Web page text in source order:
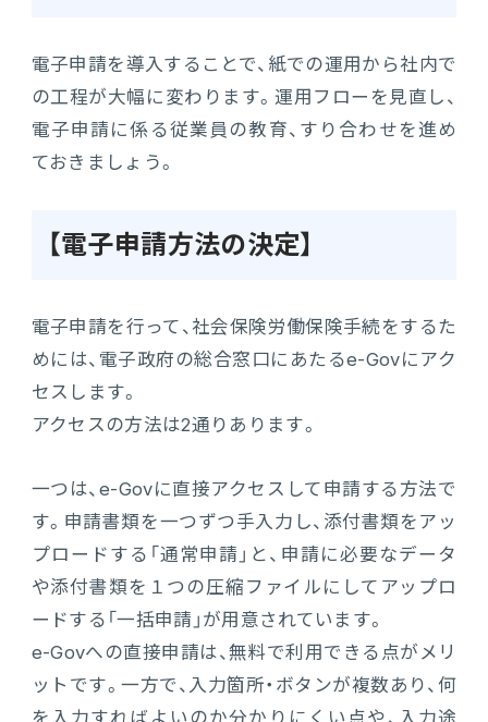
電子申請を導入することで、紙での運用から社内で
の工程が大幅に変わります。運用フローを見直し、
電子申請に係る従業員の教育、すり合わせを進め
ておきましょう。
【電子申請方法の決定】
電子申請を行って、社会保険労働保険手続をするた
めには、電子政府の総合窓口にあたるe-Govにアク
セスします。
アクセスの方法は2通りあります。
一つは、e-Govに直接アクセスして申請する方法で
す。申請書類を一つずつ手入力し、添付書類をアッ
プロードする「通常申請」と、申請に必要なデータ
や添付書類を１つの圧縮ファイルにしてアップロ
ードする「一括申請」が用意されています。
e-Govへの直接申請は、無料で利用できる点がメリ
ットです。一方で、入力箇所・ボタンが複数あり、何
を入力すればよいのか分かりにくい点や、入力途